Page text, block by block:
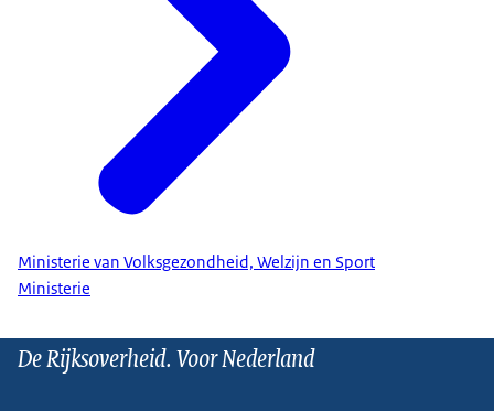
Ministerie van Volksgezondheid, Welzijn en Sport
Ministerie
De Rijksoverheid. Voor Nederland